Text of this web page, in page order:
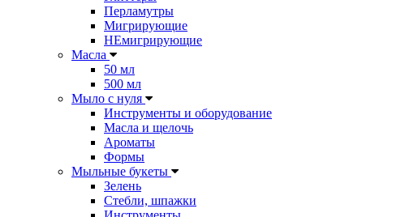
Перламутры
Мигрирующие
НЕмигрирующие
Масла
50 мл
500 мл
Мыло с нуля
Инструменты и оборудование
Масла и щелочь
Ароматы
Формы
Мыльные букеты
Зелень
Стебли, шпажки